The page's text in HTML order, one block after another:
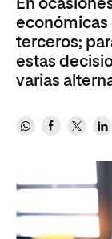
En
económicas
terceros;
estas
varias